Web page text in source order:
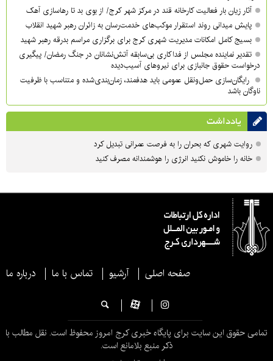
آثار زیان بار فعالیت کارخانه قند در مرکز شهر کرج/ از بوی بد تا رهاسازی آهک
پایش میدانی روند استقرار موکب‌های خدمت‌رسان به زائران رهبر شهید انقلاب
بسیج کامل امکانات مدیریت شهری کرج برای برگزاری مراسم بدرقه رهبر شهید
تقدیر نماینده مجلس از فداکاری بی‌سابقه آتش‌نشانان در جنگ رمضان/ پیگیری
درخواست حقوق جانبازی برای نیروهای آسیب‌دیده
رایگان‌سازی حمل‌ونقل عمومی باید هدفمند، زمان‌بندی‌شده و متناسب با ظرفیت
ناوگان باشد
یادداشت
روایت شهری که بحران را به فرصت عمرانی تبدیل کرد
خانه را خاموش نکنید انرژی را هوشمندانه مصرف کنید
صفحه اصلی آرشیو تماس با ما درباره ما
تمامی حقوق این سایت برای پایگاه خبری کرج امروز محفوظ است. نقل مطالب با
ذکر منبع بلامانع است.